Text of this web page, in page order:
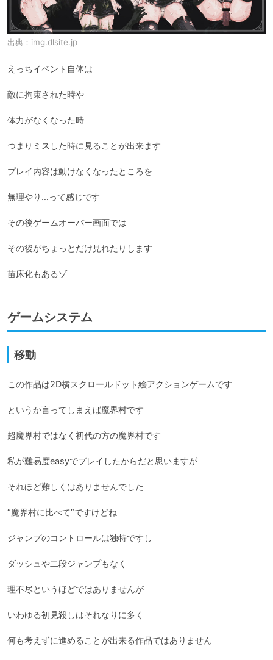
出典： img.dlsite.jp
えっちイベント自体は
敵に拘束された時や
体力がなくなった時
つまりミスした時に見ることが出来ます
プレイ内容は動けなくなったところを
無理やり…って感じです
その後ゲームオーバー画面では
その後がちょっとだけ見れたりします
苗床化もあるゾ
ゲームシステム
移動
この作品は2D横スクロールドット絵アクションゲームです
というか言ってしまえば魔界村です
超魔界村ではなく初代の方の魔界村です
私が難易度easyでプレイしたからだと思いますが
それほど難しくはありませんでした
“魔界村に比べて”ですけどね
ジャンプのコントロールは独特ですし
ダッシュや二段ジャンプもなく
理不尽というほどではありませんが
いわゆる初見殺しはそれなりに多く
何も考えずに進めることが出来る作品ではありません